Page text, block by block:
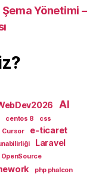
Yönetimi –
AI
centos 8
css
Cursor e-ticaret
Laravel
OpenSource
php phalcon